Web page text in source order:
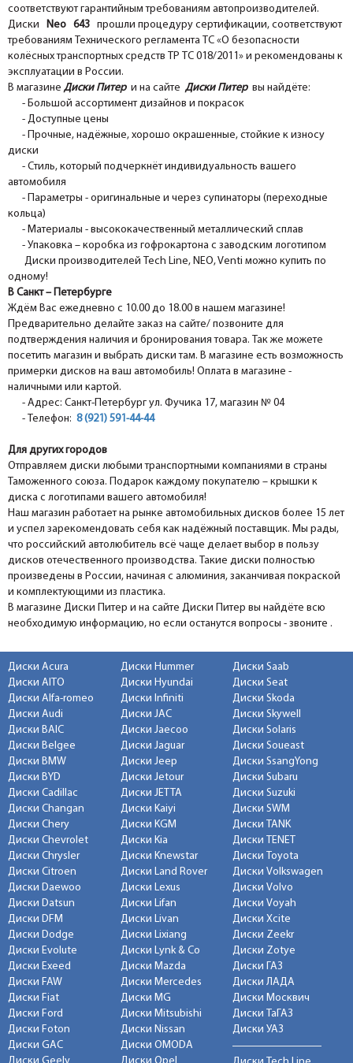
соответствуют гарантийным требованиям автопроизводителей.
Диски Neo 643 прошли процедуру сертификации, соответствуют
требованиям Технического регламента ТС «О безопасности
колёсных транспортных средств ТР ТС 018/2011» и рекомендованы к
эксплуатации в России.
В магазине Диски Питер и на сайте Диски Питер вы найдёте:
- Большой ассортимент дизайнов и покрасок
- Доступные цены
- Прочные, надёжные, хорошо окрашенные, стойкие к износу
диски
- Стиль, который подчеркнёт индивидуальность вашего
автомобиля
- Параметры - оригинальные и через супинаторы (переходные
кольца)
- Материалы - высококачественный металлический сплав
- Упаковка – коробка из гофрокартона с заводским логотипом
Диски производителей Tech Line, NEO, Venti можно купить по
одному!
В Санкт – Петербурге
Ждём Вас ежедневно с 10.00 до 18.00 в нашем магазине!
Предварительно делайте заказ на сайте/ позвоните для
подтверждения наличия и бронирования товара. Так же можете
посетить магазин и выбрать диски там. В магазине есть возможность
примерки дисков на ваш автомобиль! Оплата в магазине -
наличными или картой.
- Адрес: Санкт-Петербург ул. Фучика 17, магазин № 04
- Телефон: 8 (921) 591-44-44
Для других городов
Отправляем диски любыми транспортными компаниями в страны
Таможенного союза. Подарок каждому покупателю – крышки к
диска с логотипами вашего автомобиля!
Наш магазин работает на рынке автомобильных дисков более 15 лет
и успел зарекомендовать себя как надёжный поставщик. Мы рады,
что российский автолюбитель всё чаще делает выбор в пользу
дисков отечественного производства. Такие диски полностью
произведены в России, начиная с алюминия, заканчивая покраской
и комплектующими из пластика.
В магазине Диски Питер и на сайте Диски Питер вы найдёте всю
необходимую информацию, но если останутся вопросы - звоните .
Диски Acura
Диски AITO
Диски Alfa-romeo
Диски Audi
Диски BAIC
Диски Belgee
Диски BMW
Диски BYD
Диски Cadillac
Диски Changan
Диски Chery
Диски Chevrolet
Диски Chrysler
Диски Citroen
Диски Daewoo
Диски Datsun
Диски DFM
Диски Dodge
Диски Evolute
Диски Exeed
Диски FAW
Диски Fiat
Диски Ford
Диски Foton
Диски GAC
Диски Geely
Диски Hummer
Диски Hyundai
Диски Infiniti
Диски JAC
Диски Jaecoo
Диски Jaguar
Диски Jeep
Диски Jetour
Диски JETTA
Диски Kaiyi
Диски KGM
Диски Kia
Диски Knewstar
Диски Land Rover
Диски Lexus
Диски Lifan
Диски Livan
Диски Lixiang
Диски Lynk & Co
Диски Mazda
Диски Mercedes
Диски MG
Диски Mitsubishi
Диски Nissan
Диски OMODA
Диски Opel
Диски Saab
Диски Seat
Диски Skoda
Диски Skywell
Диски Solaris
Диски Soueast
Диски SsangYong
Диски Subaru
Диски Suzuki
Диски SWM
Диски TANK
Диски TENET
Диски Toyota
Диски Volkswagen
Диски Volvo
Диски Voyah
Диски Xcite
Диски Zeekr
Диски Zotye
Диски ГАЗ
Диски ЛАДА
Диски Москвич
Диски ТаГАЗ
Диски УАЗ